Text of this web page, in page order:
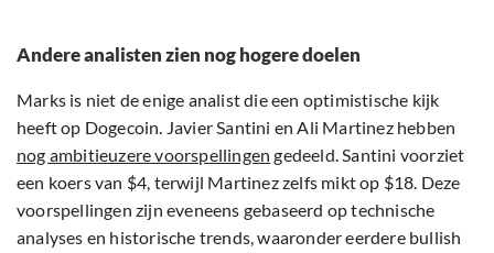
Andere analisten zien nog hogere doelen
Marks is niet de enige analist die een optimistische kijk
heeft op Dogecoin. Javier Santini en Ali Martinez hebben
nog ambitieuzere voorspellingen gedeeld. Santini voorziet
een koers van $4, terwijl Martinez zelfs mikt op $18. Deze
voorspellingen zijn eveneens gebaseerd op technische
analyses en historische trends, waaronder eerdere bullish